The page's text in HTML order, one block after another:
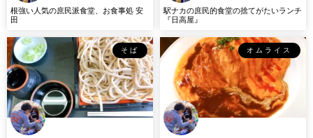
根強い人気の庶民派食堂、お食事処 安
田
駅ナカの庶民的食堂の捨てがたいランチ
『日高屋』
そば オムライス